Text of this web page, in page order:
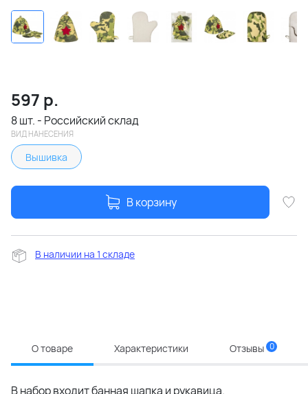
597 р.
8 шт. - Российский склад
ВИД НАНЕСЕНИЯ
Вышивка
В корзину
В наличии на 1 складе
О товаре Характеристики Отзывы 0
В набор входит банная шапка и рукавица.